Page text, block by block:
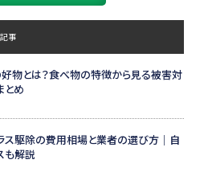
事
好物とは？食べ物の特徴から見る被害対
とめ
ス駆除の費用相場と業者の選び方｜自
も解説